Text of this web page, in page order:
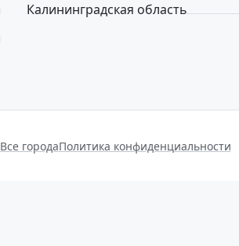
Калининградская область
Все городаПолитика конфиденциальности